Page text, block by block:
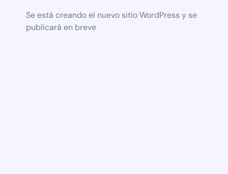
Se está creando el nuevo sitio WordPress y se
publicará en breve